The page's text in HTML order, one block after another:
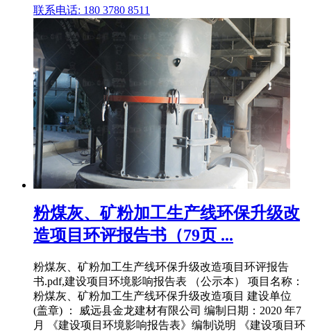
联系电话: 180 3780 8511
粉煤灰、矿粉加工生产线环保升级改
造项目环评报告书（79页 ...
粉煤灰、矿粉加工生产线环保升级改造项目环评报告
书.pdf,建设项目环境影响报告表 （公示本） 项目名称：
粉煤灰、矿粉加工生产线环保升级改造项目 建设单位
(盖章) ： 威远县金龙建材有限公司 编制日期：2020 年7
月 《建设项目环境影响报告表》编制说明 《建设项目环